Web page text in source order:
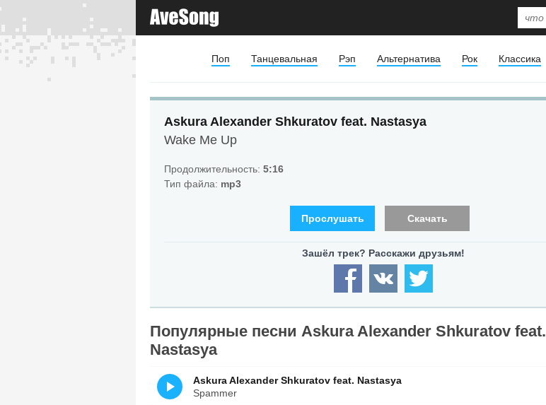
Поп Танцевальная Рэп Альтернатива Рок Классика
Askura Alexander Shkuratov feat. Nastasya
Wake Me Up
Продолжительность: 5:16
Тип файла: mp3
Прослушать Скачать
Популярные песни Askura Alexander Shkuratov feat.
Nastasya
Askura Alexander Shkuratov feat. Nastasya
Spammer